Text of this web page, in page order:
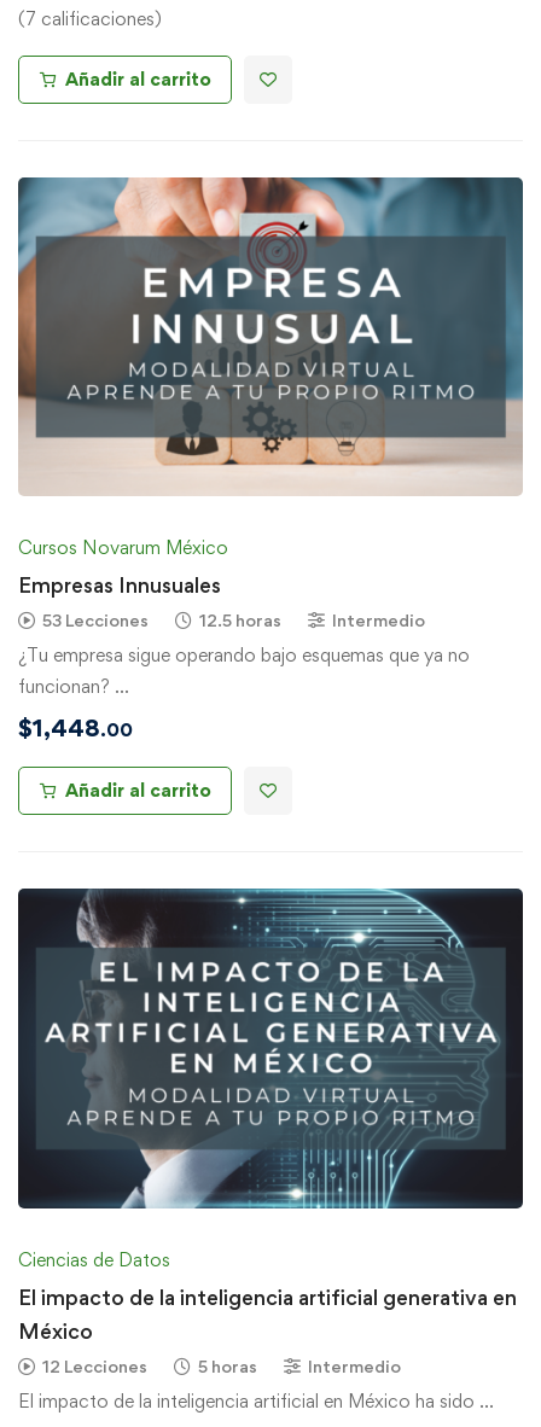
(7 calificaciones)
Añadir al carrito
Cursos Novarum México
Empresas Innusuales
53 Lecciones 12.5 horas Intermedio
¿Tu empresa sigue operando bajo esquemas que ya no
funcionan? …
$1,448.00
Añadir al carrito
Ciencias de Datos
El impacto de la inteligencia artificial generativa en
México
12 Lecciones 5 horas Intermedio
El impacto de la inteligencia artificial en México ha sido …